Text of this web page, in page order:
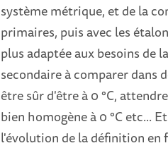
système métrique, et de la
primaires, puis avec les
plus adaptée aux besoins
secondaire à comparer dans
être sûr d'être à 0 °C,
bien homogène à 0 °C etc...
l'évolution de la définition en